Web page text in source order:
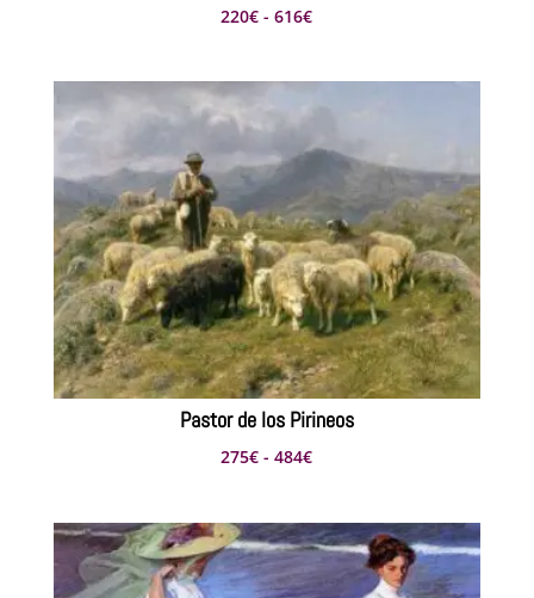
220€ - 616€Rango
precios:
616€
Pastor de los Pirineos
275€ - 484€Rango
precios:
desde